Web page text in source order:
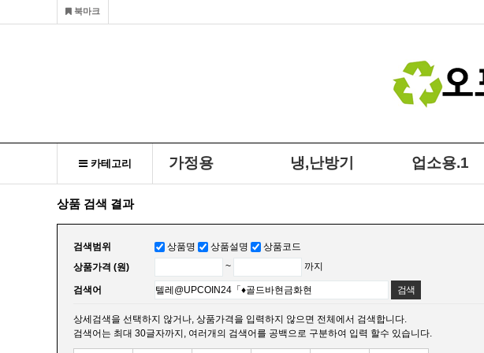
북마크
카테고리 가정용 냉,난방기 업소용.1
상품 검색 결과
검색범위 상품명 상품설명
상품코드
상품가격 (원)
~ 까지
검색어
상세검색을 선택하지 않거나, 상품가격을 입력하지 않으면 전체에서 검색합니다.
검색어는 최대 30글자까지, 여러개의 검색어를 공백으로 구분하여 입력 할수 있습니다.